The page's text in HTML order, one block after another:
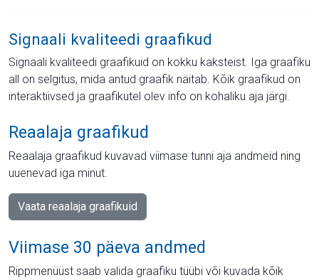
Signaali kvaliteedi graafikud
Signaali kvaliteedi graafikuid on kokku kaksteist. Iga graafiku
all on selgitus, mida antud graafik näitab. Kõik graafikud on
interaktiivsed ja graafikutel olev info on kohaliku aja järgi.
Reaalaja graafikud
Reaalaja graafikud kuvavad viimase tunni aja andmeid ning
uuenevad iga minut.
Vaata reaalaja graafikuid
Viimase 30 päeva andmed
Rippmenüüst saab valida graafiku tüübi või kuvada kõik